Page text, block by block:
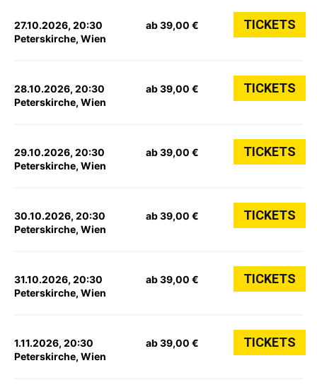
27.10.2026, 20:30
Peterskirche, Wien
ab 39,00 € TICKETS
28.10.2026, 20:30
Peterskirche, Wien
ab 39,00 € TICKETS
29.10.2026, 20:30
Peterskirche, Wien
ab 39,00 € TICKETS
30.10.2026, 20:30
Peterskirche, Wien
ab 39,00 € TICKETS
31.10.2026, 20:30
Peterskirche, Wien
ab 39,00 € TICKETS
1.11.2026, 20:30
Peterskirche, Wien
ab 39,00 € TICKETS